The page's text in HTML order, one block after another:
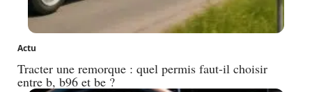
Actu
Tracter une remorque : quel permis faut-il choisir
entre b, b96 et be ?